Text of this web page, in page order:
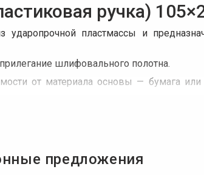
ручка)
пластмассы и
шлифовального полотна.
от материала основы — бумага или
и полный контроль над ее процессом.
предложения